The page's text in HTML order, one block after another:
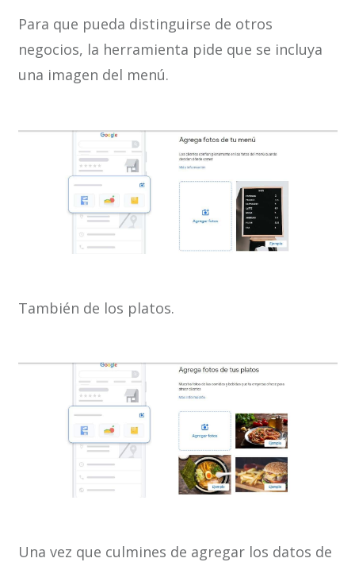
Para que pueda distinguirse de otros
negocios, la herramienta pide que se incluya
una imagen del menú.
También de los platos.
Una vez que culmines de agregar los datos de